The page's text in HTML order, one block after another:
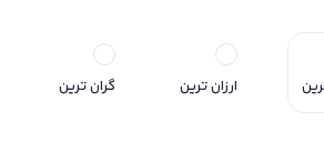
ارزان ترین گران ترین